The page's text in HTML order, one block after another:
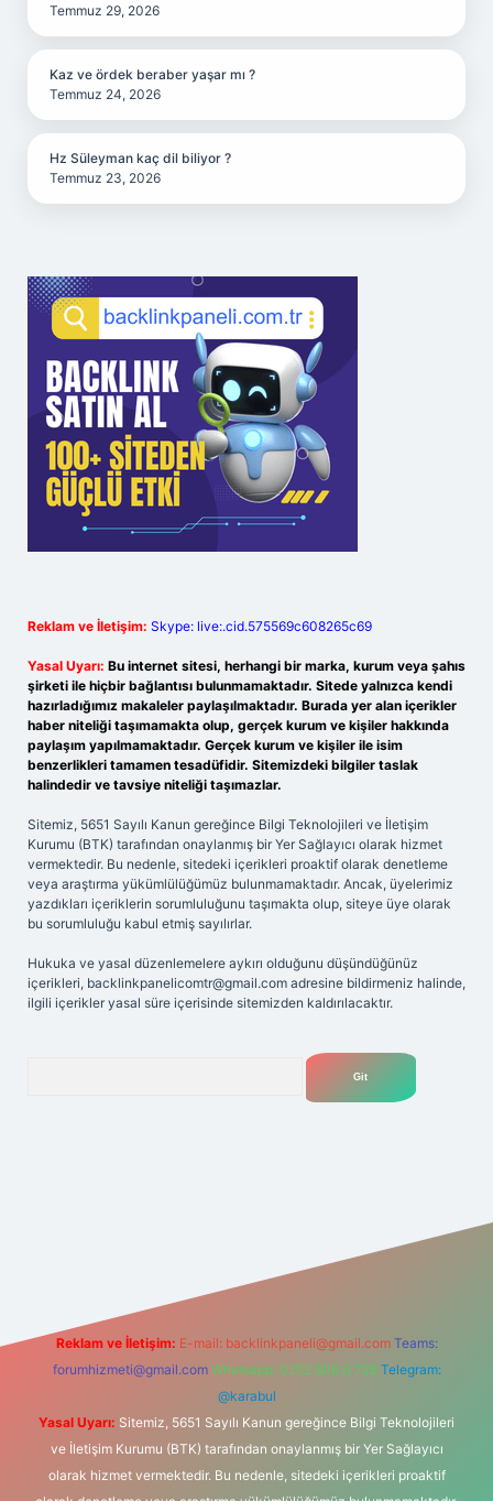
Temmuz 29, 2026
Kaz ve ördek beraber yaşar mı ?
Temmuz 24, 2026
Hz Süleyman kaç dil biliyor ?
Temmuz 23, 2026
Reklam ve İletişim: Skype: live:.cid.575569c608265c69
Yasal Uyarı: Bu internet sitesi, herhangi bir marka, kurum veya şahıs
şirketi ile hiçbir bağlantısı bulunmamaktadır. Sitede yalnızca kendi
hazırladığımız makaleler paylaşılmaktadır. Burada yer alan içerikler
haber niteliği taşımamakta olup, gerçek kurum ve kişiler hakkında
paylaşım yapılmamaktadır. Gerçek kurum ve kişiler ile isim
benzerlikleri tamamen tesadüfidir. Sitemizdeki bilgiler taslak
halindedir ve tavsiye niteliği taşımazlar.
Sitemiz, 5651 Sayılı Kanun gereğince Bilgi Teknolojileri ve İletişim
Kurumu (BTK) tarafından onaylanmış bir Yer Sağlayıcı olarak hizmet
vermektedir. Bu nedenle, sitedeki içerikleri proaktif olarak denetleme
veya araştırma yükümlülüğümüz bulunmamaktadır. Ancak, üyelerimiz
yazdıkları içeriklerin sorumluluğunu taşımakta olup, siteye üye olarak
bu sorumluluğu kabul etmiş sayılırlar.
Hukuka ve yasal düzenlemelere aykırı olduğunu düşündüğünüz
içerikleri, backlinkpanelicomtr@gmail.com adresine bildirmeniz halinde,
ilgili içerikler yasal süre içerisinde sitemizden kaldırılacaktır.
Reklam ve İletişim: E-mail: backlinkpaneli@gmail.com Teams:
forumhizmeti@gmail.com Whatsapp: 0262 606 0 726 Telegram:
@karabul
Yasal Uyarı: Sitemiz, 5651 Sayılı Kanun gereğince Bilgi Teknolojileri
ve İletişim Kurumu (BTK) tarafından onaylanmış bir Yer Sağlayıcı
olarak hizmet vermektedir. Bu nedenle, sitedeki içerikleri proaktif